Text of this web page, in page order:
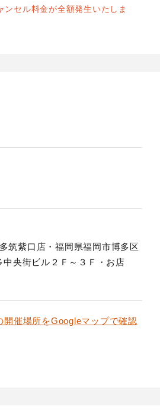
ンセル料金が全額発生いたしま
筑紫口店・福岡県福岡市博多区
央街ビル２Ｆ～３Ｆ・お店
開催場所をGoogleマップで確認